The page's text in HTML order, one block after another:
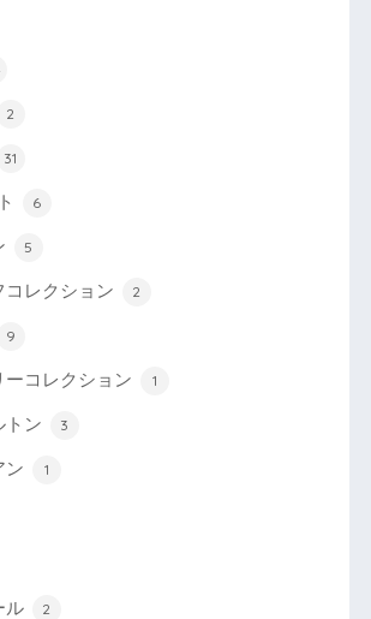
2
31
6
5
コレクション 2
9
ーコレクション 1
トン 3
ン 1
ル 2